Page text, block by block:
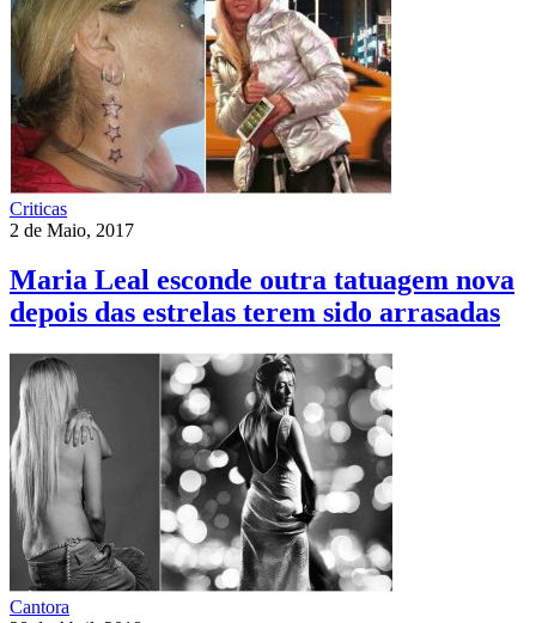
Criticas
2 de Maio, 2017
Maria Leal esconde outra tatuagem nova
depois das estrelas terem sido arrasadas
Cantora